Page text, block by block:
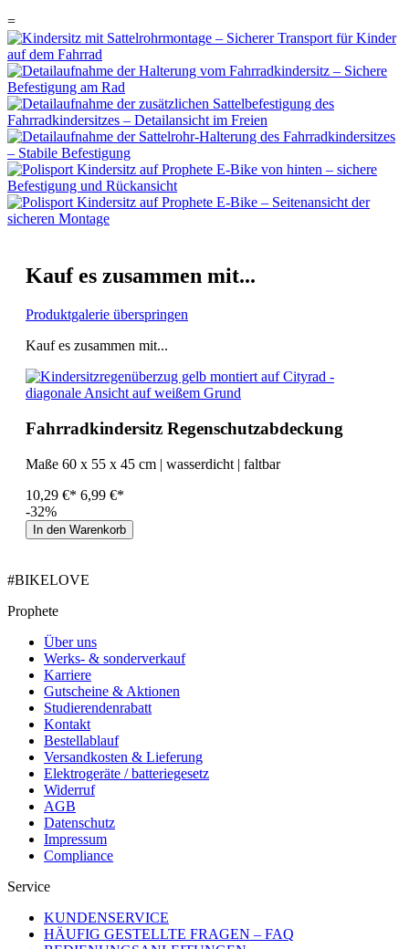
=
Kauf es zusammen mit...
Produktgalerie überspringen
Kauf es zusammen mit...
Fahrradkindersitz Regenschutzabdeckung
Maße 60 x 55 x 45 cm | wasserdicht | faltbar
10,29 €* 6,99 €*
-32%
In den Warenkorb
#BIKELOVE
Prophete
Über uns
Werks- & sonderverkauf
Karriere
Gutscheine & Aktionen
Studierendenrabatt
Kontakt
Bestellablauf
Versandkosten & Lieferung
Elektrogeräte / batteriegesetz
Widerruf
AGB
Datenschutz
Impressum
Compliance
Service
KUNDENSERVICE
HÄUFIG GESTELLTE FRAGEN – FAQ